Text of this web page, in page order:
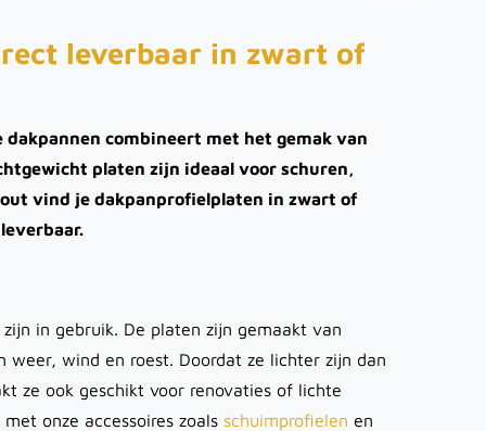
leverbaar in zwart of
dakpannen combineert met het gemak van
platen zijn ideaal voor schuren,
vind je dakpanprofielplaten in zwart of
in gebruik. De platen zijn gemaakt van
wind en roest. Doordat ze lichter zijn dan
ze ook geschikt voor renovaties of lichte
onze accessoires zoals schuimprofielen en